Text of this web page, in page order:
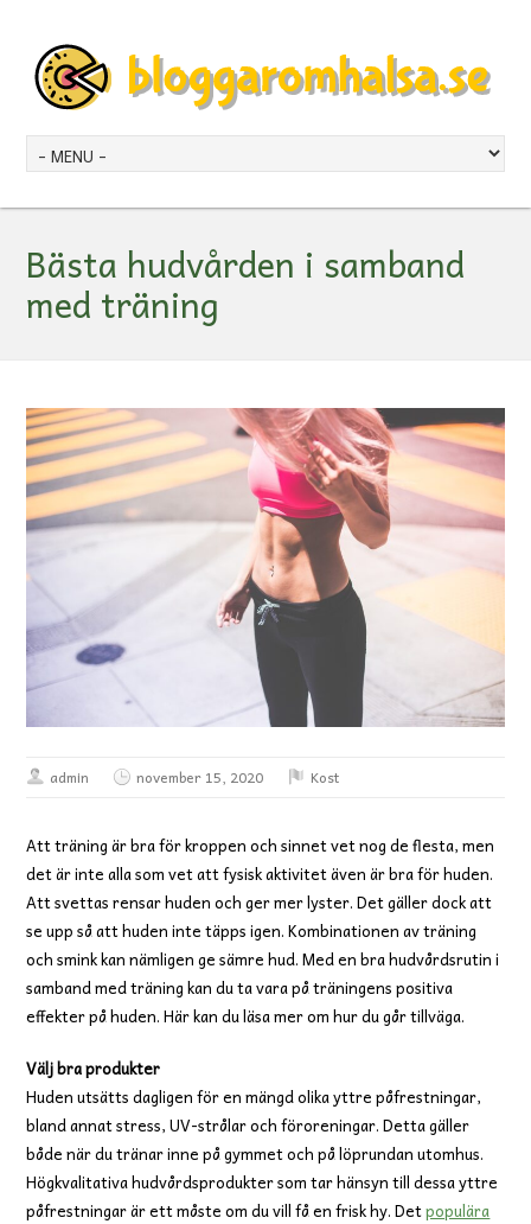
Bästa hudvården i samband
med träning
admin november 15, 2020 Kost
Att träning är bra för kroppen och sinnet vet nog de flesta, men
det är inte alla som vet att fysisk aktivitet även är bra för huden.
Att svettas rensar huden och ger mer lyster. Det gäller dock att
se upp så att huden inte täpps igen. Kombinationen av träning
och smink kan nämligen ge sämre hud. Med en bra hudvårdsrutin i
samband med träning kan du ta vara på träningens positiva
effekter på huden. Här kan du läsa mer om hur du går tillväga.
Välj bra produkter
Huden utsätts dagligen för en mängd olika yttre påfrestningar,
bland annat stress, UV-strålar och föroreningar. Detta gäller
både när du tränar inne på gymmet och på löprundan utomhus.
Högkvalitativa hudvårdsprodukter som tar hänsyn till dessa yttre
påfrestningar är ett måste om du vill få en frisk hy. Detpopulära